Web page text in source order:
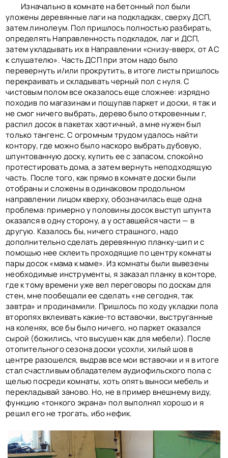
Изначально в комнате на бетонный пол были
уложены деревянные лаги на подкладках, сверху ДСП,
затем линолеум. Пол пришлось полностью разбирать,
определять Направленность подкладок, лаг и ДСП,
затем укладывать их в Направлении «снизу-вверх, от АС
к слушателю». Часть ДСП при этом надо было
перевернуть и/или прокрутить, в итоге листы пришлось
перекраивать и складывать черный пол с нуля. С
чистовым полом все оказалось еще сложнее: изрядно
походив по магазинам и пощупав паркет и доски, я так и
не смог ничего выбрать, дерево было откровенным г,
распил досок в пакетах хаотичный, а мне нужен был
только тангенс. С огромным трудом удалось найти
контору, где можно было наскоро выбрать дубовую,
шпунтованную доску, купить ее с запасом, спокойно
протестировать дома, а затем вернуть неподходящую
часть. После того, как прямо в комнате доски были
отобраны и сложены в одинаковом продольном
направлении лицом кверху, обозначилась еще одна
проблема: примерно у половины досок выступ шпунта
оказался в одну сторону, а у оставшейся части — в
другую. Казалось бы, ничего страшного, надо
дополнительно сделать деревянную планку-шип и с
помощью нее склеить проходящие по центру комнаты
пары досок «мама к маме». Из комнаты были вывезены
необходимые инструменты, я заказал планку в конторе,
где к тому времени уже вел переговоры по доскам для
стен, мне пообещали ее сделать «не сегодня, так
завтра» и продинамили. Пришлось по ходу укладки пола
второпях вклеивать какие-то вставочки, выструганные
на коленях, все бы было ничего, но паркет оказался
сырой (божились, что высушен как для мебели). После
отопительного сезона доски усохли, хилый шов в
центре разошелся, выдрав все мои вставочки и я в итоге
стал счастливым обладателем аудиофильского пола с
щелью посреди комнаты, хоть опять выноси мебель и
перекладывай заново. Но, не в пример внешнему виду,
функцию «тонкого экрана» пол выполнял хорошо и я
решил его не трогать, ибо нефик.